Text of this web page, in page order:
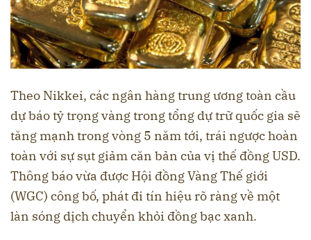
Theo Nikkei, các ngân hàng trung ương toàn cầu
dự báo tỷ trọng vàng trong tổng dự trữ quốc gia sẽ
tăng mạnh trong vòng 5 năm tới, trái ngược hoàn
toàn với sự sụt giảm căn bản của vị thế đồng USD.
Thông báo vừa được Hội đồng Vàng Thế giới
(WGC) công bố, phát đi tín hiệu rõ ràng về một
làn sóng dịch chuyển khỏi đồng bạc xanh.